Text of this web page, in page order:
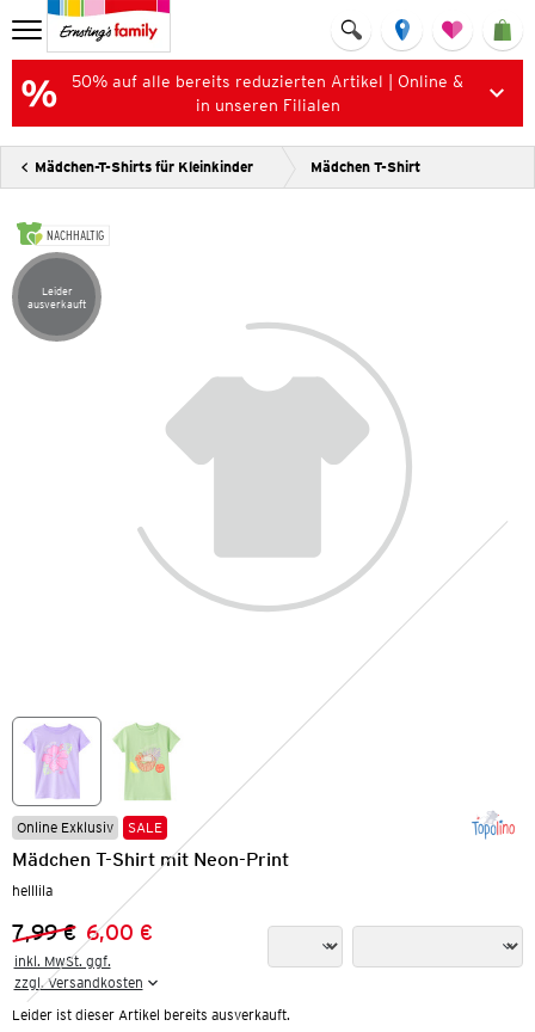
50% auf alle bereits reduzierten Artikel | Online &
in unseren Filialen
Mädchen-T-Shirts für Kleinkinder Mädchen T-Shirt
NACHHALTIG
Artikel leider ausverkauft
Leider
ausverkauft
Online Exklusiv SALE
Mädchen T-Shirt mit Neon-Print
helllila
Vorheriger Preis:
7,99 €
Neuer Preis:
6,00 €
inkl. MwSt. ggf.
zzgl. Versandkosten
Leider ist dieser Artikel bereits ausverkauft.